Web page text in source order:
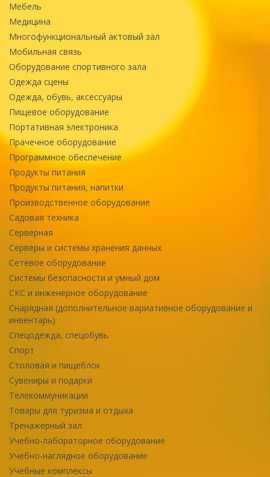
Мебель
Медицина
Многофункциональный актовый зал
Мобильная связь
Оборудование спортивного зала
Одежда сцены
Одежда, обувь, аксессуары
Пищевое оборудование
Портативная электроника
Прачечное оборудование
Программное обеспечение
Продукты питания
Продукты питания, напитки
Производственное оборудование
Садовая техника
Серверная
Серверы и системы хранения данных
Сетевое оборудование
Системы безопасности и умный дом
СКС и инженерное оборудование
Снарядная (дополнительное вариативное оборудование и
инвентарь)
Спецодежда, спецобувь
Спорт
Столовая и пищеблок
Сувениры и подарки
Телекоммуникации
Товары для туризма и отдыха
Тренажерный зал
Учебно-лабораторное оборудование
Учебно-наглядное оборудование
Учебные комплексы